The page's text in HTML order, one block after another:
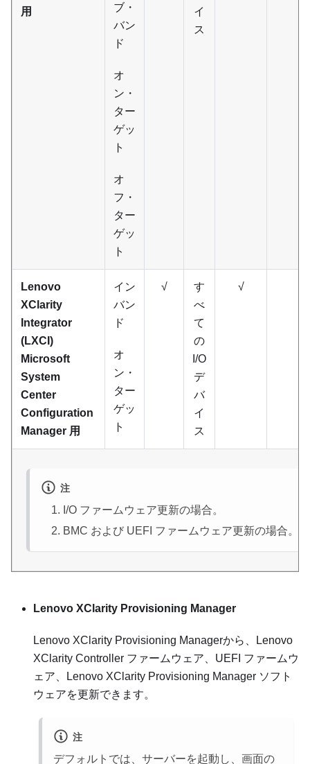
用
ブ・
バン
ド
オ
ン・
ター
ゲッ
ト
オ
フ・
ター
ゲッ
ト
イ
ス
Lenovo
XClarity
Integrator
(LXCI)
Microsoft
System
Center
Configuration
Manager 用
イン
バン
ド
オ
ン・
ター
ゲッ
ト
√
す
べ
て
の
I/O
デ
バ
イ
ス
√
注
I/O ファームウェア更新の場合。
BMC および UEFI ファームウェア更新の場合。
Lenovo XClarity Provisioning Manager
Lenovo XClarity Provisioning Managerから、
Lenovo
XClarity Controller ファームウェア、UEFI ファームウ
ェア、
Lenovo XClarity Provisioning Manager ソフト
ウェアを更新できます。
注
デフォルトでは、サーバーを起動し、画面の